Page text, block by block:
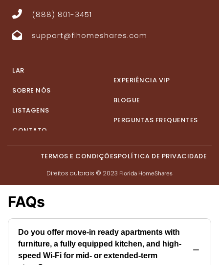
(888) 801-3451
support@flhomeshares.com
LAR
SOBRE NÓS
LISTAGENS
CONTATO
EXPERIÊNCIA VIP
BLOGUE
PERGUNTAS FREQUENTES
Direitos autorais © 2023 Florida HomeShares
TERMOS E CONDIÇÕESPOLÍTICA DE PRIVACIDADE